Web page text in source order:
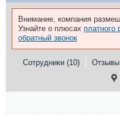
Внимание, компания
Узнайте о плюсах платного
обратный звонок
Сотрудники (10) Отзывы